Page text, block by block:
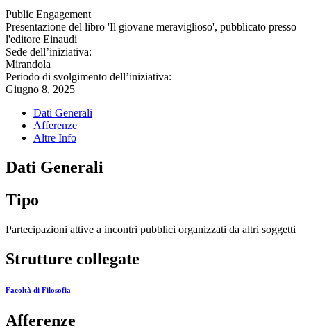
Public Engagement
Presentazione del libro 'Il giovane meraviglioso', pubblicato presso
l'editore Einaudi
Sede dell’iniziativa:
Mirandola
Periodo di svolgimento dell’iniziativa:
Giugno 8, 2025
Dati Generali
Afferenze
Altre Info
Dati Generali
Tipo
Partecipazioni attive a incontri pubblici organizzati da altri soggetti
Strutture collegate
Facoltà di Filosofia
Afferenze